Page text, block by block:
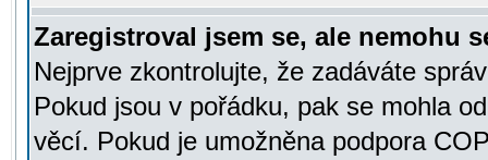
Zaregistroval jsem se, ale nemohu
Nejprve zkontrolujte, že zadáváte
Pokud jsou v pořádku, pak se mohla
věcí. Pokud je umožněna podpora